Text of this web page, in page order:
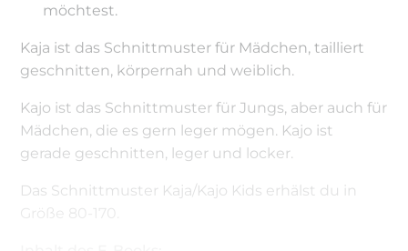
möchtest.
Kaja ist das Schnittmuster für Mädchen, tailliert
geschnitten, körpernah und weiblich.
Kajo ist das Schnittmuster für Jungs, aber auch für
Mädchen, die es gern leger mögen. Kajo ist
gerade geschnitten, leger und locker.
Das Schnittmuster Kaja/Kajo Kids erhälst du in
Größe 80-170.